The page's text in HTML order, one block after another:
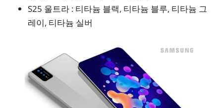
S25 울트라 : 티타늄 블랙, 티타늄 블루, 티타늄 그
레이, 티타늄 실버